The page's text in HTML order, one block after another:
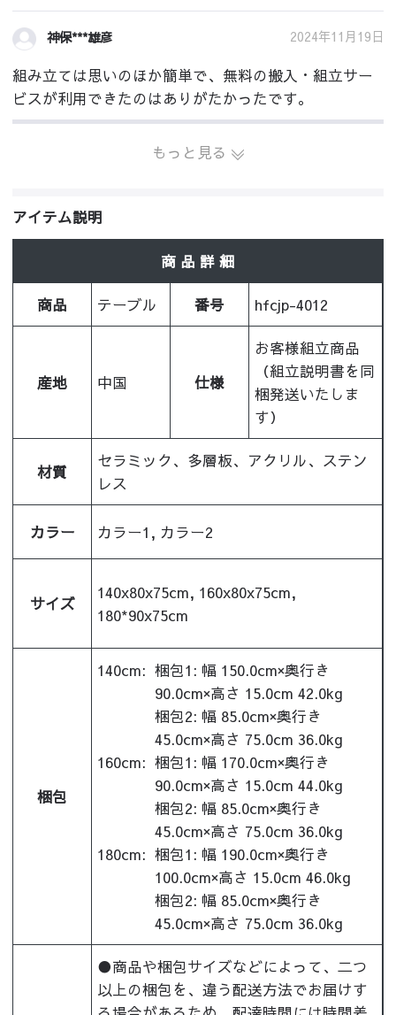
神保***雄彦 2024年11月19日
組み立ては思いのほか簡単で、無料の搬入・組立サー
ビスが利用できたのはありがたかったです。
もっと見る
アイテム説明
商 品 詳 細
商品 テーブル 番号 hfcjp-4012
産地 中国 仕様
お客様組立商品
（組立説明書を同
梱発送いたしま
す）
材質
セラミック、多層板、アクリル、ステン
レス
カラー カラー1, カラー2
サイズ
140x80x75cm, 160x80x75cm,
180*90x75cm
梱包
140cm: 梱包1: 幅 150.0cm×奥行き
90.0cm×高さ 15.0cm 42.0kg
梱包2: 幅 85.0cm×奥行き
45.0cm×高さ 75.0cm 36.0kg
160cm: 梱包1: 幅 170.0cm×奥行き
90.0cm×高さ 15.0cm 44.0kg
梱包2: 幅 85.0cm×奥行き
45.0cm×高さ 75.0cm 36.0kg
180cm: 梱包1: 幅 190.0cm×奥行き
100.0cm×高さ 15.0cm 46.0kg
梱包2: 幅 85.0cm×奥行き
45.0cm×高さ 75.0cm 36.0kg
●商品や梱包サイズなどによって、二つ
以上の梱包を、違う配送方法でお届けす